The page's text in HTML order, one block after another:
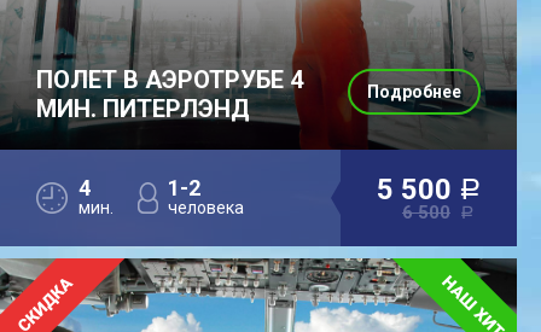
ПОЛЕТ В АЭРОТРУБЕ 4
МИН. ПИТЕРЛЭНД
4
мин.
1-2
человека
5 500 a
6 500 a
Подробнее